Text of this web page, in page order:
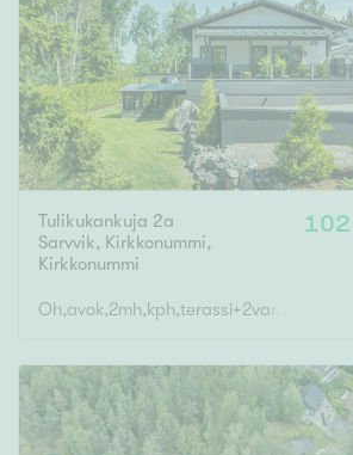
Tulikukankuja 2a
Sarvvik, Kirkkonummi,
Kirkkonummi
102